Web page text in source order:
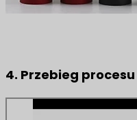
4. Przebieg procesu